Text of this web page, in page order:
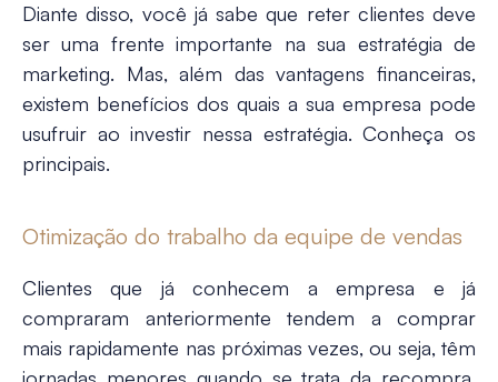
Diante disso, você já sabe que reter clientes deve
ser uma frente importante na sua estratégia de
marketing. Mas, além das vantagens financeiras,
existem benefícios dos quais a sua empresa pode
usufruir ao investir nessa estratégia. Conheça os
principais.
Otimização do trabalho da equipe de vendas
Clientes que já conhecem a empresa e já
compraram anteriormente tendem a comprar
mais rapidamente nas próximas vezes, ou seja, têm